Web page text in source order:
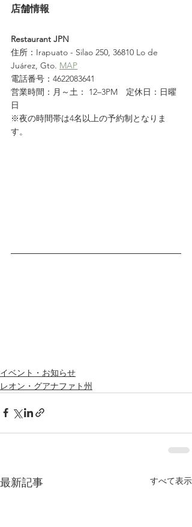
店舗情報
Restaurant JPN
住所：Irapuato - Silao 250, 36810 Lo de
Juárez, Gto. MAP
電話番号：4622083641
営業時間：月～土： 12–3PM　定休日：日曜
日
※夜の時間帯は4名以上の予約制となりま
す。
イベント・お知らせ
レオン・グアナファト州
最新記事 すべて表示